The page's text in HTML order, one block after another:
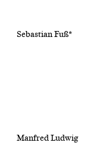
Sebastian Fuß*
Manfred Ludwig